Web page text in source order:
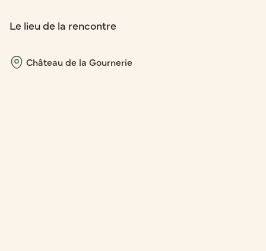
Le lieu de la rencontre
Château de la Gournerie